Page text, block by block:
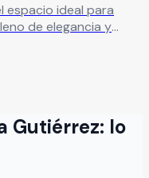
espacio ideal para
de elegancia y
vivas una
Gutiérrez: lo